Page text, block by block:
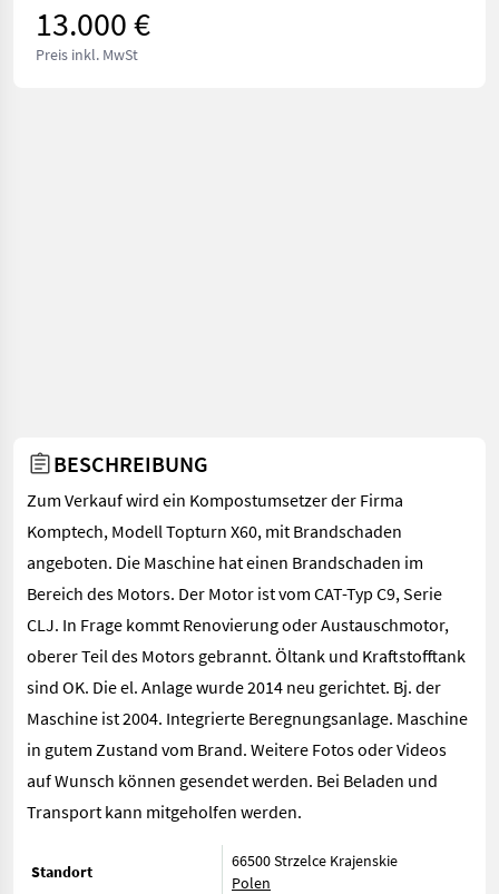
13.000 €
Preis inkl. MwSt
BESCHREIBUNG
Zum Verkauf wird ein Kompostumsetzer der Firma
Komptech, Modell Topturn X60, mit Brandschaden
angeboten. Die Maschine hat einen Brandschaden im
Bereich des Motors. Der Motor ist vom CAT-Typ C9, Serie
CLJ. In Frage kommt Renovierung oder Austauschmotor,
oberer Teil des Motors gebrannt. Öltank und Kraftstofftank
sind OK. Die el. Anlage wurde 2014 neu gerichtet. Bj. der
Maschine ist 2004. Integrierte Beregnungsanlage. Maschine
in gutem Zustand vom Brand. Weitere Fotos oder Videos
auf Wunsch können gesendet werden. Bei Beladen und
Transport kann mitgeholfen werden.
Standort
66500 Strzelce Krajenskie
Polen